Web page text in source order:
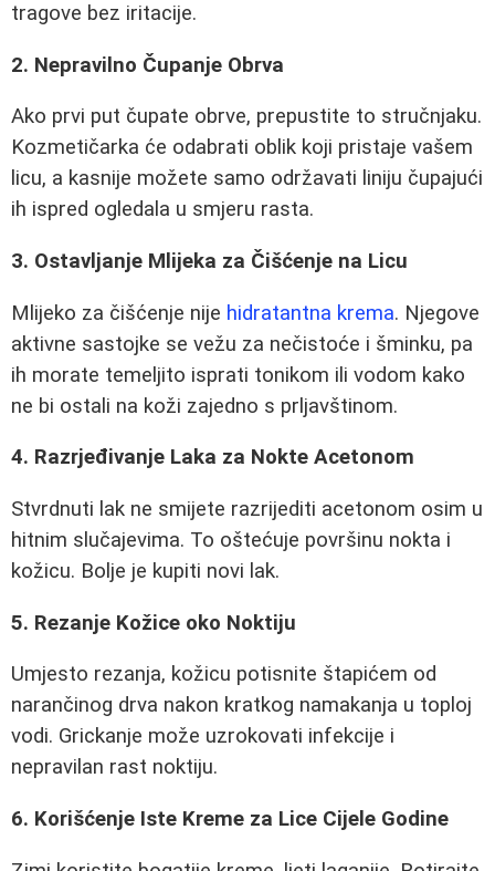
tragove bez iritacije.
2. Nepravilno Čupanje Obrva
Ako prvi put čupate obrve, prepustite to stručnjaku.
Kozmetičarka će odabrati oblik koji pristaje vašem
licu, a kasnije možete samo održavati liniju čupajući
ih ispred ogledala u smjeru rasta.
3. Ostavljanje Mlijeka za Čišćenje na Licu
Mlijeko za čišćenje nije hidratantna krema. Njegove
aktivne sastojke se vežu za nečistoće i šminku, pa
ih morate temeljito isprati tonikom ili vodom kako
ne bi ostali na koži zajedno s prljavštinom.
4. Razrjeđivanje Laka za Nokte Acetonom
Stvrdnuti lak ne smijete razrijediti acetonom osim u
hitnim slučajevima. To oštećuje površinu nokta i
kožicu. Bolje je kupiti novi lak.
5. Rezanje Kožice oko Noktiju
Umjesto rezanja, kožicu potisnite štapićem od
narančinog drva nakon kratkog namakanja u toploj
vodi. Grickanje može uzrokovati infekcije i
nepravilan rast noktiju.
6. Korišćenje Iste Kreme za Lice Cijele Godine